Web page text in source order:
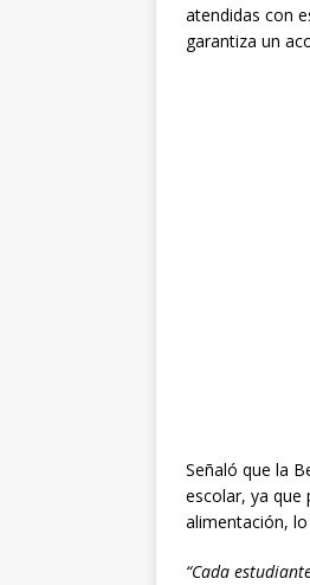
atendidas con
garantiza un
Señaló que la
escolar, ya que
alimentación,
“Cada